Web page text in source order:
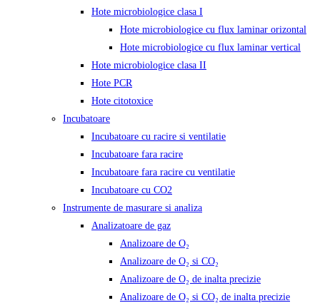
Hote microbiologice clasa I
Hote microbiologice cu flux laminar orizontal
Hote microbiologice cu flux laminar vertical
Hote microbiologice clasa II
Hote PCR
Hote citotoxice
Incubatoare
Incubatoare cu racire si ventilatie
Incubatoare fara racire
Incubatoare fara racire cu ventilatie
Incubatoare cu CO2
Instrumente de masurare si analiza
Analizatoare de gaz
Analizoare de O₂
Analizoare de O₂ si CO₂
Analizoare de O₂ de inalta precizie
Analizoare de O₂ si CO₂ de inalta precizie